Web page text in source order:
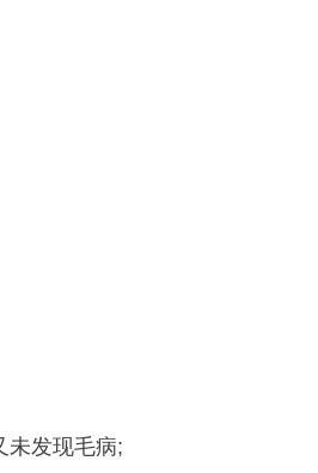
未发现毛病;